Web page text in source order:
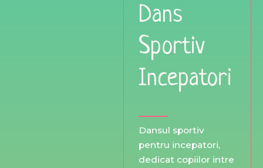
Dans
Sportiv
Incepatori
Dansul sportiv
pentru incepatori,
dedicat copiilor intre